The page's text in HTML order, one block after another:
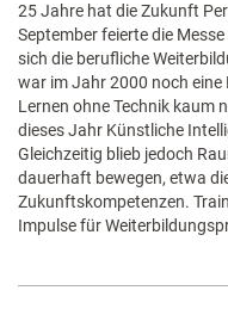
25 Jahre hat die Zukunft
September feierte die
sich die berufliche
war im Jahr 2000 noch eine
Lernen ohne Technik kaum
dieses Jahr Künstliche
Gleichzeitig blieb jedoch
dauerhaft bewegen, etwa
Zukunftskompetenzen.
Impulse für